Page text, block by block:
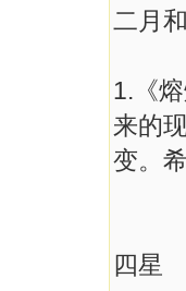
二月
1.《
来的
变。
四星